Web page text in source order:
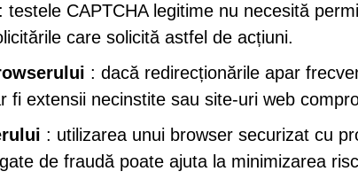
: testele CAPTCHA legitime nu necesită
care solicită astfel de acțiuni.
: dacă redirecționările apar
fi extensii necinstite sau site-uri web
: utilizarea unui browser securizat cu
de fraudă poate ajuta la minimizarea